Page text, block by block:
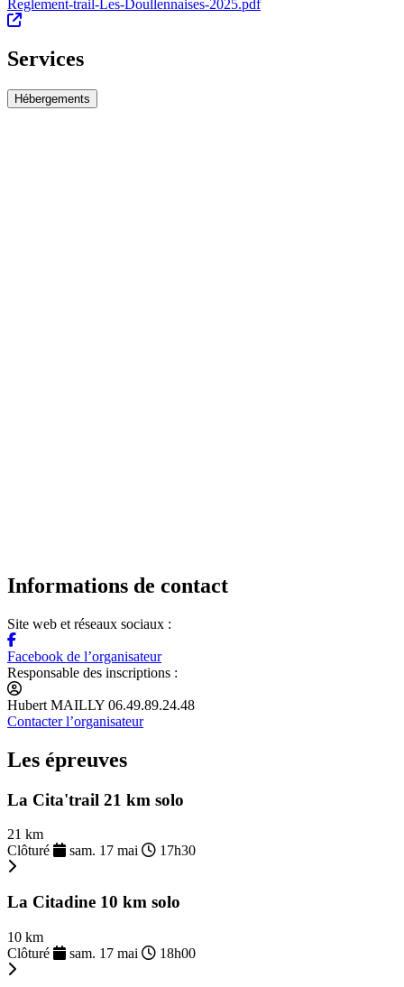
Reglement-trail-Les-Doullennaises-2025.pdf
Services
Hébergements
Informations de contact
Site web et réseaux sociaux :
Facebook de l’organisateur
Responsable des inscriptions :
Hubert MAILLY 06.49.89.24.48
Contacter l’organisateur
Les épreuves
La Cita'trail 21 km solo
21 km
Clôturé
sam. 17 mai 17h30
La Citadine 10 km solo
10 km
Clôturé
sam. 17 mai 18h00